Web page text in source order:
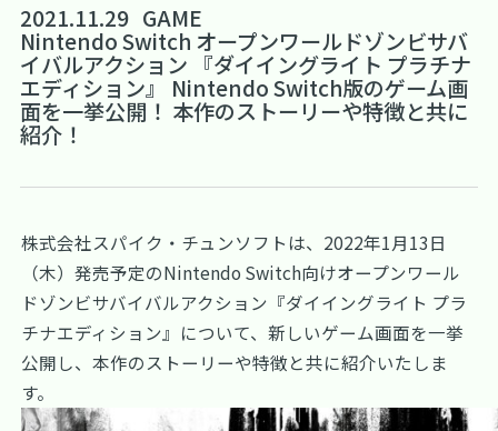
2021.11.29 GAME
Nintendo Switch オープンワールドゾンビサバ
イバルアクション 『ダイイングライト プラチナ
エディション』 Nintendo Switch版のゲーム画
面を一挙公開！ 本作のストーリーや特徴と共に
紹介！
株式会社スパイク・チュンソフトは、2022年1月13日
（木）発売予定のNintendo Switch向けオープンワール
ドゾンビサバイバルアクション『ダイイングライト プラ
チナエディション』について、新しいゲーム画面を一挙
公開し、本作のストーリーや特徴と共に紹介いたしま
す。